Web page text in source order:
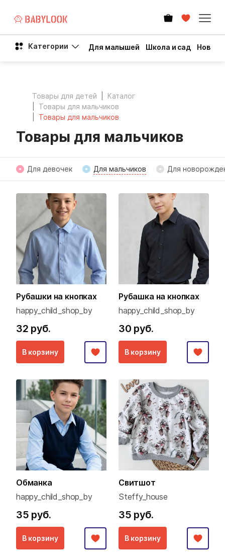
Категории Для малышей Школа и сад Новый
Товары для детей
Каталог
Товары для мальчиков
Товары для мальчиков
Товары для мальчиков
Для девочек Для мальчиков Для
Рубашки на кнопках
happy_child_shop_by
32 руб.
В корзину
Рубашка на кнопках
happy_child_shop_by
30 руб.
В корзину
Обманка
happy_child_shop_by
35 руб.
В корзину
Свитшот
Steffy_house
35 руб.
В корзину